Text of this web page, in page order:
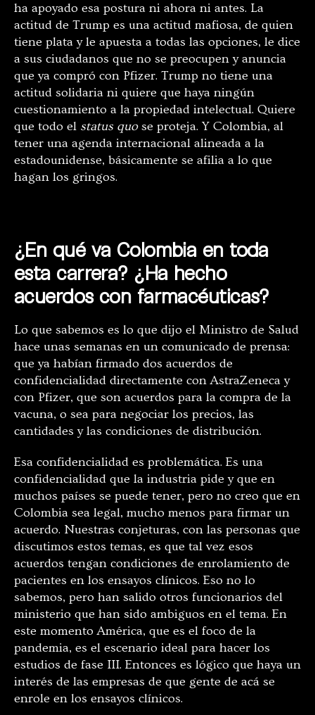
ha apoyado esa postura ni ahora ni antes. La
actitud de Trump es una actitud mafiosa, de quien
tiene plata y le apuesta a todas las opciones, le dice
a sus ciudadanos que no se preocupen y anuncia
que ya compró con Pfizer. Trump no tiene una
actitud solidaria ni quiere que haya ningún
cuestionamiento a la propiedad intelectual. Quiere
que todo el status quose proteja. Y Colombia, al
tener una agenda internacional alineada a la
estadounidense, básicamente se afilia a lo que
hagan los gringos.
¿En qué va Colombia en toda
esta carrera? ¿Ha hecho
acuerdos con farmacéuticas?
Lo que sabemos es lo que dijo el Ministro de Salud
hace unas semanas en un comunicado de prensa:
que ya habían firmado dos acuerdos de
confidencialidad directamente con AstraZeneca y
con Pfizer, que son acuerdos para la compra de la
vacuna, o sea para negociar los precios, las
cantidades y las condiciones de distribución.
Esa confidencialidad es problemática. Es una
confidencialidad que la industria pide y que en
muchos países se puede tener, pero no creo que en
Colombia sea legal, mucho menos para firmar un
acuerdo. Nuestras conjeturas, con las personas que
discutimos estos temas, es que tal vez esos
acuerdos tengan condiciones de enrolamiento de
pacientes en los ensayos clínicos. Eso no lo
sabemos, pero han salido otros funcionarios del
ministerio que han sido ambiguos en el tema. En
este momento América, que es el foco de la
pandemia, es el escenario ideal para hacer los
estudios de fase III. Entonces es lógico que haya un
interés de las empresas de que gente de acá se
enrole en los ensayos clínicos.